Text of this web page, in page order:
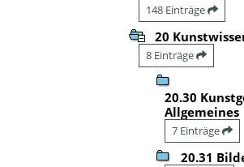
148 Einträge
20
8 Einträge
20.30
Allgemeines
7 Einträge
20.31